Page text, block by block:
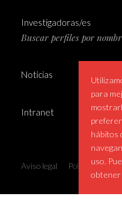
para
hábitos
uso.
obtener
Investigadoras/es
Buscar perfiles por
Noticias
Intranet
Aviso legal Política de